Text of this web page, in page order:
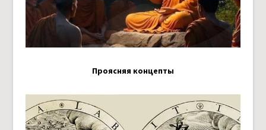
Проясняя концепты